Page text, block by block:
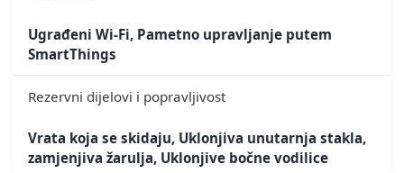
Ugrađeni Wi-Fi, Pametno upravljanje putem
SmartThings
Rezervni dijelovi i popravljivost
Vrata koja se skidaju, Uklonjiva unutarnja stakla,
zamjenjiva žarulja, Uklonjive bočne vodilice